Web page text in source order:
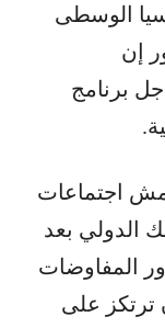
الوسطى
إن
برنامج
اجتماعات
الدولي بعد
المفاوضات
ترتكز على